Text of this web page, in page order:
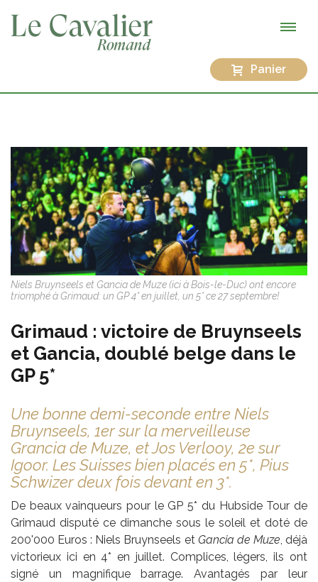
Panier
Niels Bruynseels et Gancia de Muze (ici à Bois-le-Duc) ont encore
triomphé à Grimaud: un GP 4* en juillet, un 5* ce 27 septembre!
Grimaud : victoire de Bruynseels
et Gancia, doublé belge dans le
GP 5*
Une bonne demi-seconde entre Niels
Bruynseels, 1er sur la merveilleuse
Grancia de Muze, et Jos Verlooy, 2e sur
Igoor. Les Suisses bien placés en 5*, Pius
Schwizer deux fois devant en 3*.
De beaux vainqueurs pour le GP 5* du Hubside Tour de
Grimaud disputé ce dimanche sous le soleil et doté de
200'000 Euros : Niels Bruynseels et Gancia de Muze, déjà
victorieux ici en 4* en juillet. Complices, légers, ils ont
signé un magnifique barrage. Avantagés par leur